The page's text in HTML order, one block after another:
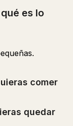
es lo
comer
quedar